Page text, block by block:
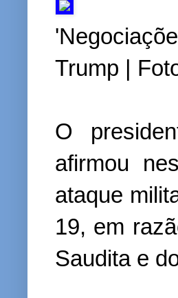
Trump |
O
afirmou
ataque
19, em
Saudita e